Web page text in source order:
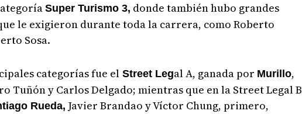
Super Turismo 3, donde también hubo grandes
le exigieron durante toda la carrera, como Roberto
Sosa.
categorías fue elStreet Legal A, ganada por Murillo,
Tuñón y Carlos Delgado; mientras que en la Street Legal B
Rueda, Javier Brandao y Víctor Chung, primero,